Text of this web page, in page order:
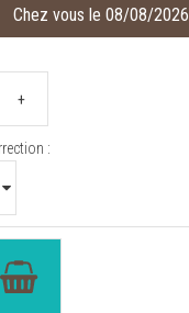
Chez vous le 08/08/2026
: